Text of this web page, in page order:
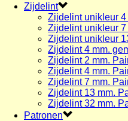
Zijdelint
Zijdelint unikleur 4
Zijdelint unikleur 7
Zijdelint unikleur
Zijdelint 4 mm.
Zijdelint 2 mm.
Zijdelint 4 mm.
Zijdelint 7 mm.
Zijdelint 13 mm.
Zijdelint 32 mm.
Patronen